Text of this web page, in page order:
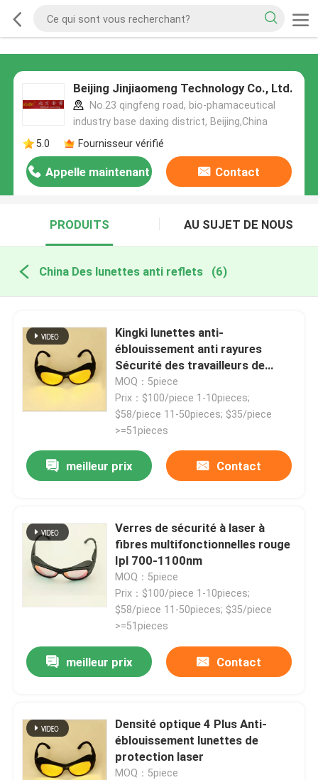
Beijing Jinjiaomeng Technology Co., Ltd.
No.23 qingfeng road, bio-phamaceutical
industry base daxing district, Beijing,China
5.0
Fournisseur vérifié
Appelle maintenant Contact
PRODUITS AU SUJET DE NOUS
China Des lunettes anti reflets (6)
Kingki lunettes anti-
éblouissement anti rayures
Sécurité des travailleurs de
l'industrie
MOQ：5piece
Prix：$100/piece 1-10pieces;
$58/piece 11-50pieces; $35/piece
>=51pieces
meilleur prix Contact
Verres de sécurité à laser à
fibres multifonctionnelles rouge
Ipl 700-1100nm
MOQ：5piece
Prix：$100/piece 1-10pieces;
$58/piece 11-50pieces; $35/piece
>=51pieces
meilleur prix Contact
Densité optique 4 Plus Anti-
éblouissement lunettes de
protection laser
MOQ：5piece